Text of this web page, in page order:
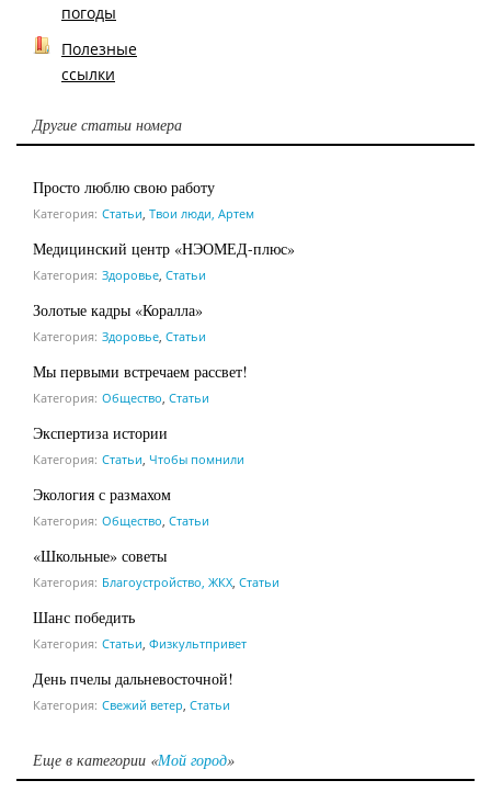
погоды
Полезные
ссылки
Другие статьи номера
Просто люблю свою работу
Категория: Статьи, Твои люди, Артем
Медицинский центр «НЭОМЕД-плюс»
Категория: Здоровье, Статьи
Золотые кадры «Коралла»
Категория: Здоровье, Статьи
Мы первыми встречаем рассвет!
Категория: Общество, Статьи
Экспертиза истории
Категория: Статьи, Чтобы помнили
Экология с размахом
Категория: Общество, Статьи
«Школьные» советы
Категория: Благоустройство, ЖКХ, Статьи
Шанс победить
Категория: Статьи, Физкультпривет
День пчелы дальневосточной!
Категория: Свежий ветер, Статьи
Еще в категории «Мой город»